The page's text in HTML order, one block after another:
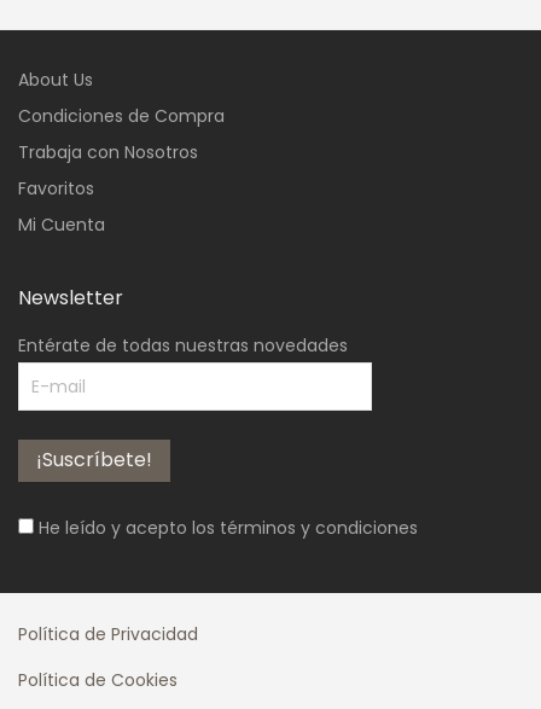
About Us
Condiciones de Compra
Trabaja con Nosotros
Favoritos
Mi Cuenta
Newsletter
Entérate de todas nuestras novedades
He leído y acepto los términos y condiciones
Política de Privacidad
Política de Cookies